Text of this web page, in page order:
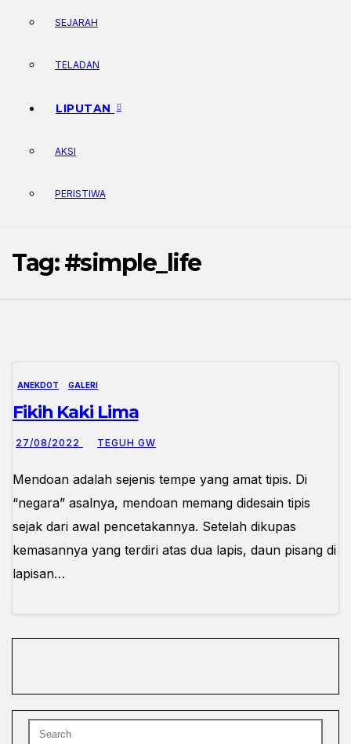
SEJARAH
TELADAN
LIPUTAN
AKSI
PERISTIWA
Tag:#simple_life
ANEKDOT GALERI
Fikih Kaki Lima
27/08/2022 TEGUH GW
Mendoan adalah sejenis tempe yang amat tipis. Di
“negara” asalnya, mendoan memang didesain tipis
sejak dari awal pencetakannya. Setelah dikupas
kemasannya yang terdiri atas dua lapis, daun pisang di
lapisan…